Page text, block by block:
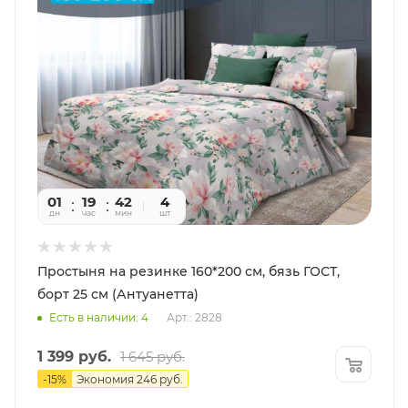
01
дн
19
час
42
мин
29
сек
4
шт
Простыня на резинке 160*200 см, бязь ГОСТ,
борт 25 см (Антуанетта)
Есть в наличии: 4 Арт.: 2828
1 399 руб. 1 645руб.
-15% Экономия 246 руб.